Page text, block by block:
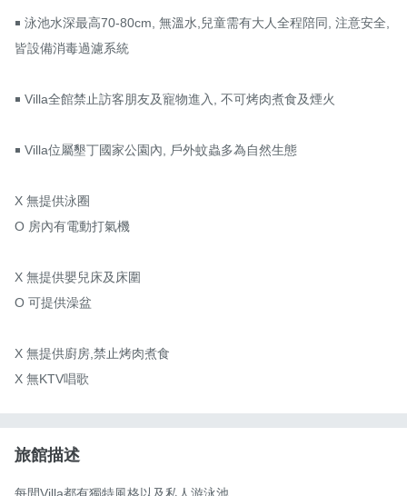
￭ 泳池水深最高70-80cm, 無溫水,兒童需有大人全程陪同, 注意安全,
皆設備消毒過濾系統
￭ Villa全館禁止訪客朋友及寵物進入, 不可烤肉煮食及煙火
￭ Villa位屬墾丁國家公園內, 戶外蚊蟲多為自然生態
X 無提供泳圈
O 房內有電動打氣機
X 無提供嬰兒床及床圍
O 可提供澡盆
X 無提供廚房,禁止烤肉煮食
X 無KTV唱歌
旅館描述
每間Villa都有獨特風格以及私人游泳池